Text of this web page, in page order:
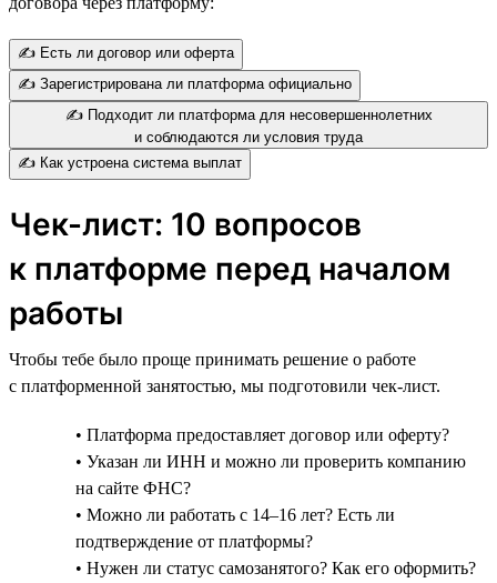
✍️ Есть ли договор или оферта
✍️ Зарегистрирована ли платформа официально
✍️ Подходит ли платформа для несовершеннолетних
и соблюдаются ли условия труда
✍️ Как устроена система выплат
Чек-лист: 10 вопросов
к платформе перед началом
работы
Чтобы тебе было проще принимать решение о работе
с платформенной занятостью, мы подготовили чек-лист.
• Платформа предоставляет договор или оферту?
• Указан ли ИНН и можно ли проверить компанию
на сайте ФНС?
• Можно ли работать с 14–16 лет? Есть ли
подтверждение от платформы?
• Нужен ли статус самозанятого? Как его оформить?